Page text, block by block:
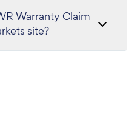
Warranty Claim
site?